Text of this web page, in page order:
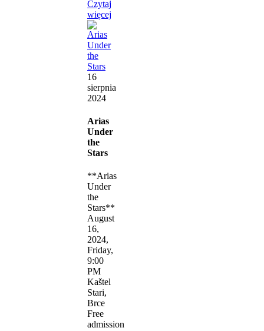
Czytaj
więcej
16
sierpnia
2024
Arias
Under
the
Stars
**Arias
Under
the
Stars**
August
16,
2024,
Friday,
9:00
PM
Kaštel
Stari,
Brce
Free
admission